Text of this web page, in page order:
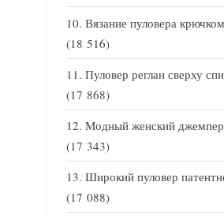
Вязание пуловера
(18 516)
Пуловер реглан сверху
(17 868)
Модный женский
(17 343)
Широкий пуловер
(17 088)